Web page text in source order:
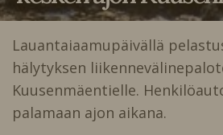
Lauantaiaamupäivällä
hälytyksen
Kuusenmäentielle.
palamaan ajon aikana.